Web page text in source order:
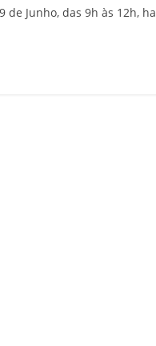
de Junho, das 9h às 12h,